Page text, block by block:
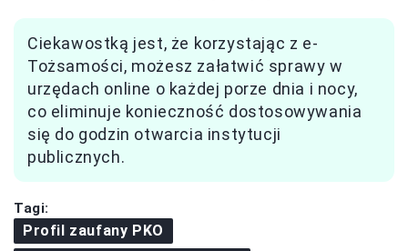
Ciekawostką jest, że korzystając z e-
Tożsamości, możesz załatwić sprawy w
urzędach online o każdej porze dnia i nocy,
co eliminuje konieczność dostosowywania
się do godzin otwarcia instytucji
publicznych.
Tagi:
Profil zaufany PKO